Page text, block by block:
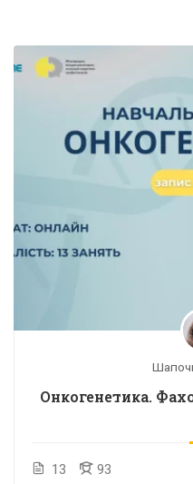
Онкогенетика.
13 93